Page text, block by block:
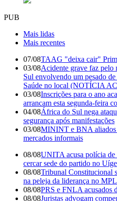
PUB
Mais lidas
Mais recentes
07/08TAAG "deixa cair"
03/08Acidente grave faz pelo
Sul envolvendo um pesado
Saúde no local (NOTÍCIA
03/08Inscrições para o ano
arrancam esta segunda-feira
04/08África do Sul nega
segurança após manifestações
03/08MININT e BNA aliados
mercados informais
08/08UNITA acusa polícia de
cercar sede do partido no Uíge
08/08Tribunal Constitucional
na peleja da liderança no
08/08PRS e FNLA acusados
08/08Juristas advogam